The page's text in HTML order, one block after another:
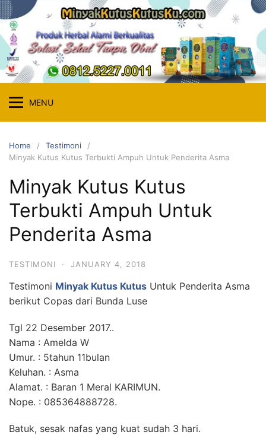
Skip
to
content
MENU
Home
Testimoni
Minyak Kutus Kutus Terbukti Ampuh Untuk Penderita Asma
Minyak Kutus Kutus
Terbukti Ampuh Untuk
Penderita Asma
TESTIMONI · JANUARY 4, 2018
Testimoni Minyak Kutus Kutus Untuk Penderita Asma
berikut Copas dari Bunda Luse
Tgl 22 Desember 2017..
Nama : Amelda W
Umur. : 5tahun 11bulan
Keluhan. : Asma
Alamat. : Baran 1 Meral KARIMUN.
Nope. : 085364888728.
Batuk, sesak nafas yang kuat sudah 3 hari.